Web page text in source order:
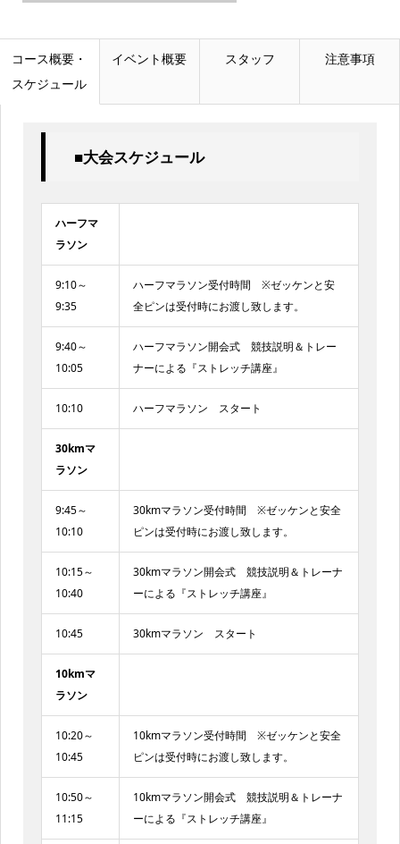
コース概要・
スケジュール
イベント概要 スタッフ 注意事項
■大会スケジュール
ハーフマ
ラソン
9:10～
9:35
ハーフマラソン受付時間 ※ゼッケンと安
全ピンは受付時にお渡し致します。
9:40～
10:05
ハーフマラソン開会式 競技説明＆トレー
ナーによる『ストレッチ講座』
10:10 ハーフマラソン スタート
30kmマ
ラソン
9:45～
10:10
30kmマラソン受付時間 ※ゼッケンと安全
ピンは受付時にお渡し致します。
10:15～
10:40
30kmマラソン開会式 競技説明＆トレーナ
ーによる『ストレッチ講座』
10:45 30kmマラソン スタート
10kmマ
ラソン
10:20～
10:45
10kmマラソン受付時間 ※ゼッケンと安全
ピンは受付時にお渡し致します。
10:50～
11:15
10kmマラソン開会式 競技説明＆トレーナ
ーによる『ストレッチ講座』